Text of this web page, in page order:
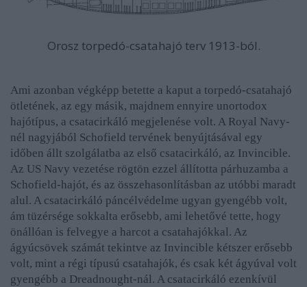
Orosz torpedó-csatahajó terv 1913-ból.
Ami azonban végképp betette a kaput a torpedó-csatahajó
ötletének, az egy másik, majdnem ennyire unortodox
hajótípus, a csatacirkáló megjelenése volt. A Royal Navy-
nél nagyjából Schofield tervének benyújtásával egy
időben állt szolgálatba az első csatacirkáló, az Invincible.
Az US Navy vezetése rögtön ezzel állította párhuzamba a
Schofield-hajót, és az összehasonlításban az utóbbi maradt
alul. A csatacirkáló páncélvédelme ugyan gyengébb volt,
ám tüzérsége sokkalta erősebb, ami lehetővé tette, hogy
önállóan is felvegye a harcot a csatahajókkal. Az
ágyúcsövek számát tekintve az Invincible kétszer erősebb
volt, mint a régi típusú csatahajók, és csak két ágyúval volt
gyengébb a Dreadnought-nál. A csatacirkáló ezenkívül